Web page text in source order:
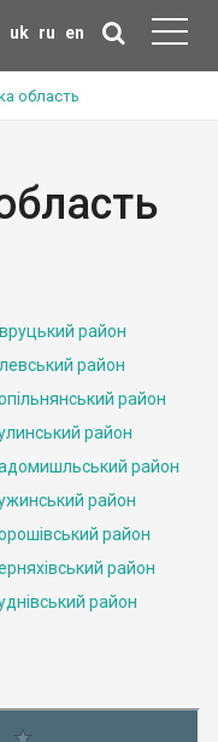
uk ru en
область
район
район
район
район
район
район
район
район
район